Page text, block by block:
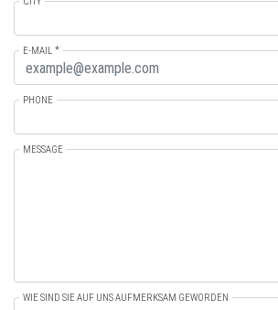
E-MAIL
PHONE
MESSAGE
WIE SIND SIE AUF UNS AUFMERKSAM GEWORDEN